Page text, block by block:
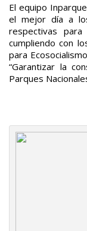
El equipo
el mejor día a
respectivas
cumpliendo con
para
“Garantizar la
Parques